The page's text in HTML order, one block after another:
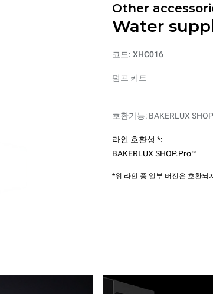
Other
Water
코드: XHC016
펌프 키트
호환가능: BAKERLUX
라인 호환성 *:
BAKERLUX SHOP.Pro™
*위 라인 중 일부 버전은 호환되